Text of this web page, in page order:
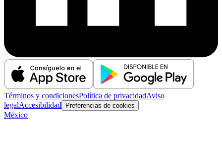
Términos y condicionesPolítica de privacidadAviso
legalAccesibilidad Preferencias de cookies
México